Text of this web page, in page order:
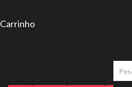
Carrinho